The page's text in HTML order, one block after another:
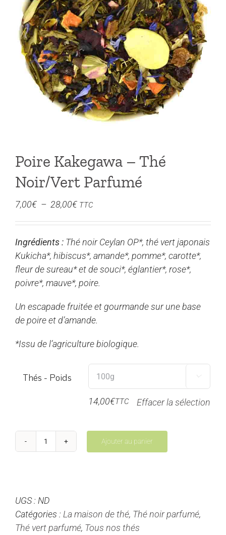
Poire Kakegawa – Thé
Noir/Vert Parfumé
7,00€ – 28,00€Plage
7,00€
à
28,00€
TTC
Ingrédients : Thé noir Ceylan OP*, thé vert japonais
Kukicha*, hibiscus*, amande*, pomme*, carotte*,
fleur de sureau* et de souci*, églantier*, rose*,
poivre*, mauve*, poire.
Un escapade fruitée et gourmande sur une base
de poire et d’amande.
*Issu de l’agriculture biologique.
Thés - Poids 
14,00€TTC Effacer la sélection
-
Thé
Noir/Vert
Ajouter au panier
UGS : ND
Catégories : La maison de thé, Thé noir parfumé,
Thé vert parfumé, Tous nos thés